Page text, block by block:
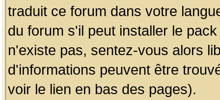
traduit ce forum dans votre
du forum s'il peut installer le
n'existe pas, sentez-vous alors
d'informations peuvent être
voir le lien en bas des pages).